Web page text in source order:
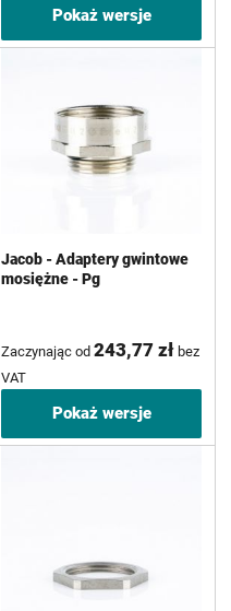
Pokaż wersje
Jacob - Adaptery gwintowe
mosiężne - Pg
Zaczynając od 243,77 zł bez
VAT
Pokaż wersje